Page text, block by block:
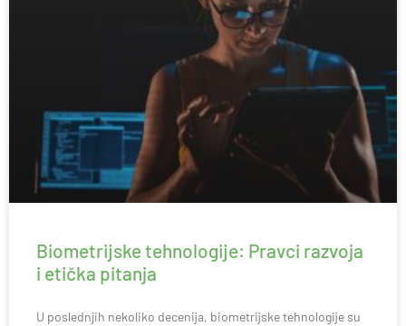
Biometrijske tehnologije: Pravci razvoja
i etička pitanja
U poslednjih nekoliko decenija, biometrijske tehnologije su